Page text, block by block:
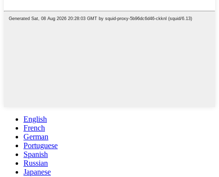
English
French
German
Portuguese
Spanish
Russian
Japanese